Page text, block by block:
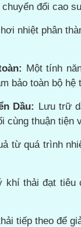
đổi cao
nhiệt phân
Một tính
bảo toàn bộ hệ
Dầu: Lưu trữ
cùng thuận tiện
từ quá trình
khí thải đạt tiêu
tiếp theo để